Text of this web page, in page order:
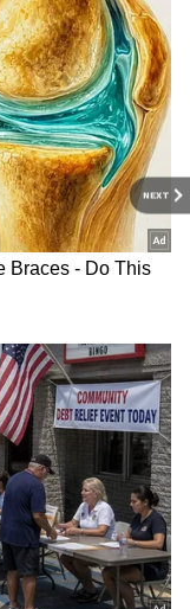
NEXT
ఎస్కార్ట్ రైళ్లు..
కోసం ప్రత్యేక
న‌డిచే రాజ‌భ‌వ‌నం
కార్డు: కేంద్రం గుడ్
గ్యారెంటీ
లక్షలు